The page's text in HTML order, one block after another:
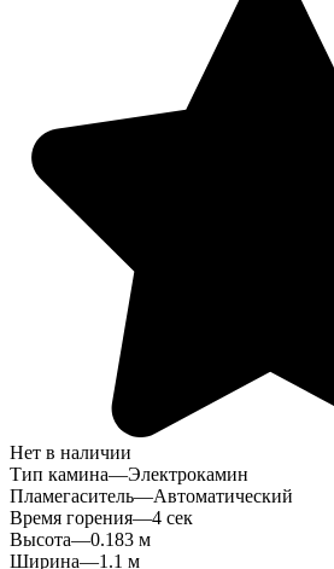
Нет в наличии
Тип камина—Электрокамин
Пламегаситель—Автоматический
Время горения—4 сек
Высота—0.183 м
Ширина—1.1 м